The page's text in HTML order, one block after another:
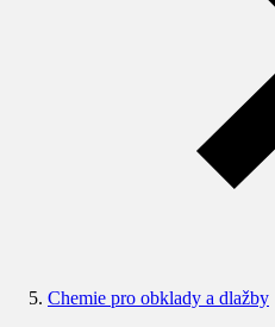
Chemie pro obklady a dlažby